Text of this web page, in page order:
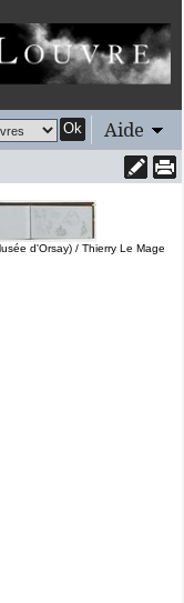
Ok Aide
d'Orsay) / Thierry Le Mage